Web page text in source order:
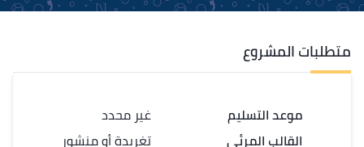
متطلبات المشروع
موعد التسليم
القالب المرئي
غير محدد
تغريدة أو منشور